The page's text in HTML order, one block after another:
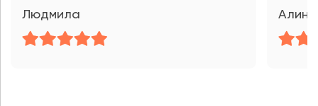
Людмила Алина